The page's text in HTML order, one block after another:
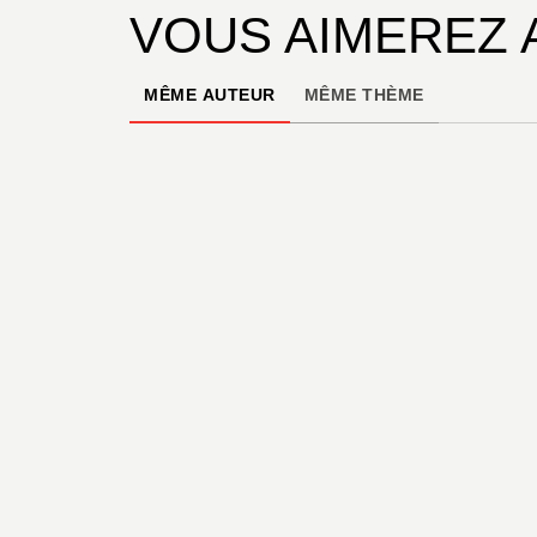
VOUS AIMEREZ
MÊME AUTEUR MÊME THÈME